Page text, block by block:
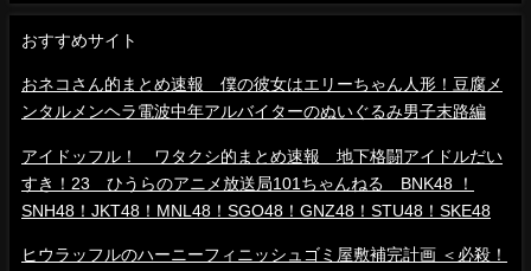
おすすめサイト
おネコさん的まとめ速報 僕の彼女はエリーちゃん人形！豆腐メ
ンタルメンヘラ電波中年アルバイターのぬいぐるみ男子末路編
アイドッフル！ ワタクシ的まとめ速報 地下格闘アイドルだい
すき！23 ひうらのアニメ放送局101ちゃんねる BNK48 ！
SNH48！JKT48！MNL48！SGO48！GNZ48！STU48！SKE48
ヒウラッフルのハーニーフィニッシュゴミ屋敷補完計画 ＜必殺！